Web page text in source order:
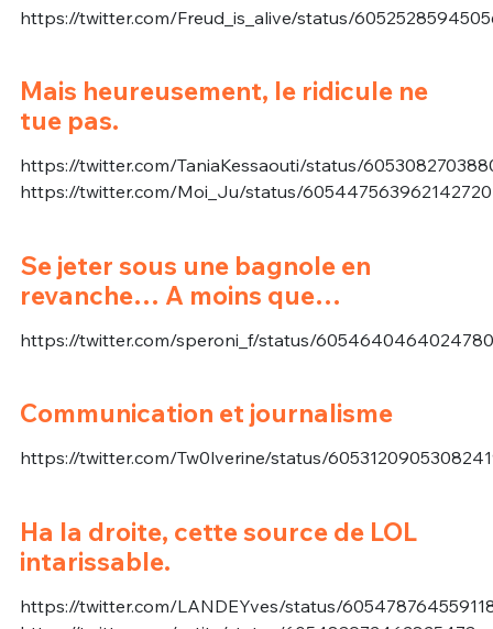
https://twitter.com/Freud_is_alive/status/
Mais heureusement, le ridicule ne
tue pas.
https://twitter.com/TaniaKessaouti/status/
https://twitter.com/Moi_Ju/status/605447563962142720
Se jeter sous une bagnole en
revanche… A moins que…
https://twitter.com/speroni_f/status/
Communication et journalisme
https://twitter.com/Tw0lverine/status/
Ha la droite, cette source de LOL
intarissable.
https://twitter.com/LANDEYves/status/